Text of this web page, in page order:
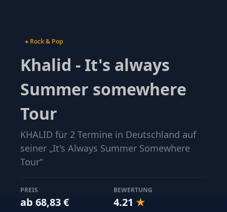
● Rock & Pop
Khalid - It's always
Summer somewhere
Tour
KHALID für 2 Termine in Deutschland auf
seiner „It's Always Summer Somewhere
Tour“
PREIS
ab 68,83 €
BEWERTUNG
4.21 ★